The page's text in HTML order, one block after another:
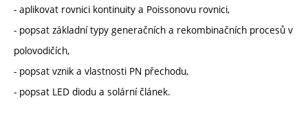
- aplikovat rovnici kontinuity a Poissonovu rovnici,
- popsat základní typy generačních a rekombinačních procesů v
polovodičích,
- popsat vznik a vlastnosti PN přechodu,
- popsat LED diodu a solární článek.